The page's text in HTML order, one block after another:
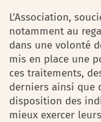
L’Association,
notamment au
dans une volonté
mis en place une
ces traitements,
derniers ainsi que
disposition des
mieux exercer